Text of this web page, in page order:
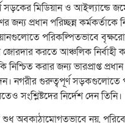
সড়কের মিডিয়ান ও আইল্যান্ডে
প্রধান পরিচ্ছন্ন কর্মকর্তাকে
পরিকল্পিতভাবে
জোরদার করতে আঞ্চলিক নির্বাহী
করার জন্য ভারপ্রাপ্ত প্রধান
নগরীর গুরুত্বপূর্ণ সড়কগুলোতে
সংশ্লিষ্টদের নির্দেশ দেন তিনি।
শুধু অবকাঠামোগতভাবে নয়,